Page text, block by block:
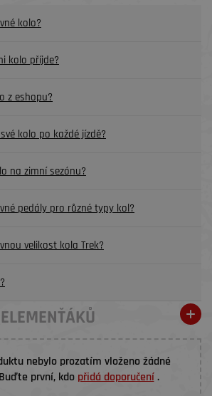
kolo?
kolo příjde?
z eshopu?
kolo po každé jízdě?
na zimní sezónu?
pedály pro různé typy kol?
velikost kola Trek?
nebylo prozatím vloženo žádné
první, kdo přidá doporučení.